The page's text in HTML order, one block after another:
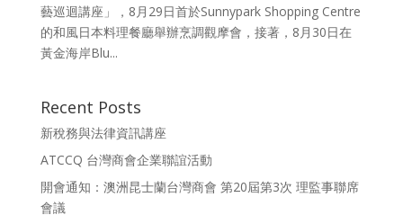
藝巡迴講座」，8月29日首於Sunnypark Shopping Centre
的和風日本料理餐廳舉辦烹調觀摩會，接著，8月30日在
黃金海岸Blu...
Recent Posts
新稅務與法律資訊講座
ATCCQ 台灣商會企業聯誼活動
開會通知：澳洲昆士蘭台灣商會 第20屆第3次 理監事聯席
會議